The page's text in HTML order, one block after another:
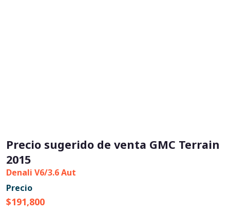
Precio sugerido de venta GMC Terrain
2015
Denali V6/3.6 Aut
Precio
$191,800